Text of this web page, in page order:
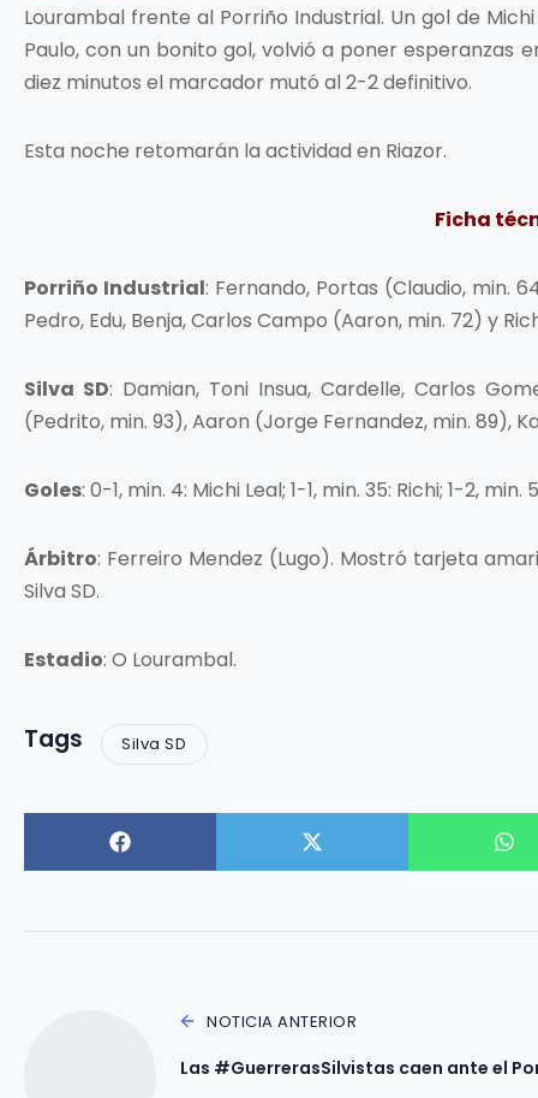
Lourambal frente al Porriño Industrial. Un gol de
Paulo, con un bonito gol, volvió a poner esperanzas
diez minutos el marcador mutó al 2-2 definitivo.
Esta noche retomarán la actividad en Riazor.
Ficha
Porriño Industrial: Fernando, Portas (Claudio, min.
Pedro, Edu, Benja, Carlos Campo (Aaron, min. 72) y
Silva SD: Damian, Toni Insua, Cardelle, Carlos
(Pedrito, min. 93), Aaron (Jorge Fernandez, min. 89),
Goles: 0-1, min. 4: Michi Leal; 1-1, min. 35: Richi; 1-2,
Árbitro: Ferreiro Mendez (Lugo). Mostró tarjeta
Silva SD.
Estadio: O Lourambal.
Tags Silva SD
NOTICIA ANTERIOR
Las #GuerrerasSilvistas caen ante el